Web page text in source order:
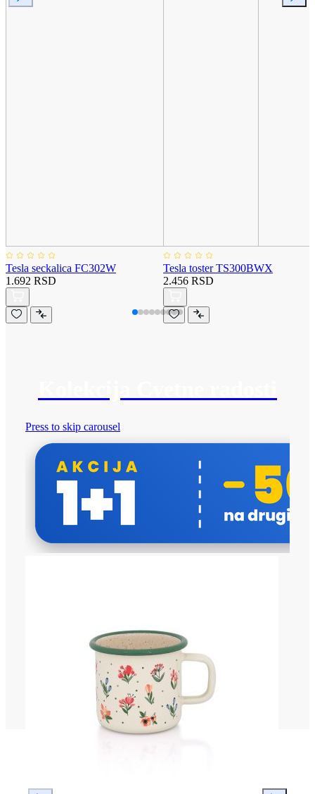
Tesla seckalica FC302W
1.692 RSD
Tesla toster TS300BWX
2.456 RSD
Press to skip carousel